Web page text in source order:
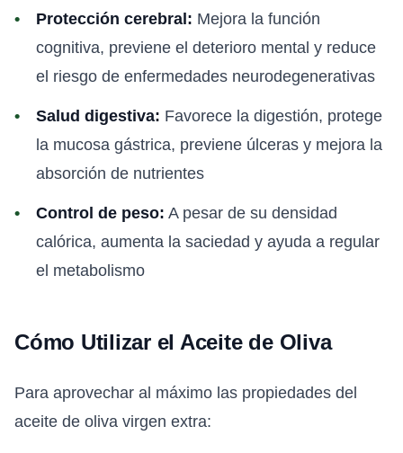
Protección cerebral: Mejora la función
cognitiva, previene el deterioro mental y reduce
el riesgo de enfermedades neurodegenerativas
Salud digestiva: Favorece la digestión, protege
la mucosa gástrica, previene úlceras y mejora la
absorción de nutrientes
Control de peso: A pesar de su densidad
calórica, aumenta la saciedad y ayuda a regular
el metabolismo
Cómo Utilizar el Aceite de Oliva
Para aprovechar al máximo las propiedades del
aceite de oliva virgen extra: